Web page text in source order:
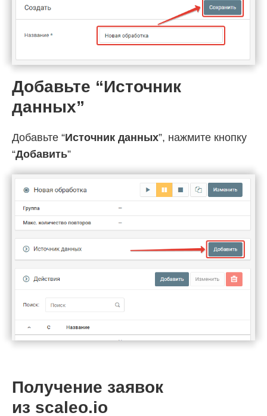
Добавьте “Источник
данных”
Добавьте “Источник данных”, нажмите кнопку
“Добавить”
Получение заявок
из scaleo.io